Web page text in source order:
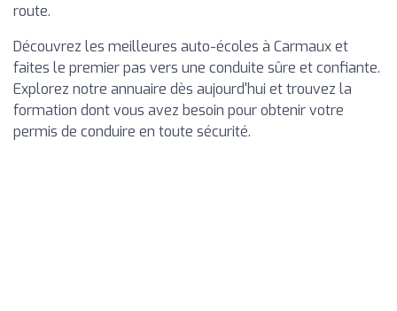
route.
Découvrez les meilleures auto-écoles à Carmaux et
faites le premier pas vers une conduite sûre et confiante.
Explorez notre annuaire dès aujourd'hui et trouvez la
formation dont vous avez besoin pour obtenir votre
permis de conduire en toute sécurité.